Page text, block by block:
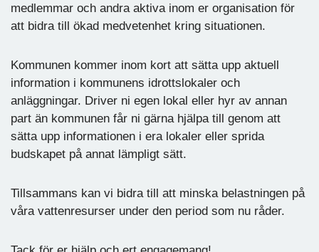
medlemmar och andra aktiva inom er organisation för
att bidra till ökad medvetenhet kring situationen.
Kommunen kommer inom kort att sätta upp aktuell
information i kommunens idrottslokaler och
anläggningar. Driver ni egen lokal eller hyr av annan
part än kommunen får ni gärna hjälpa till genom att
sätta upp informationen i era lokaler eller sprida
budskapet på annat lämpligt sätt.
Tillsammans kan vi bidra till att minska belastningen på
våra vattenresurser under den period som nu råder.